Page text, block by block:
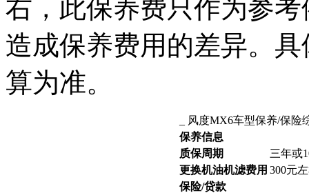
右，此保养费只作为参
造成保养费用的差异。
算为准。
_ 风度MX6车型保养/保险
保养信息
质保周期
三年或
更换机油机滤费用 300元
保险/贷款